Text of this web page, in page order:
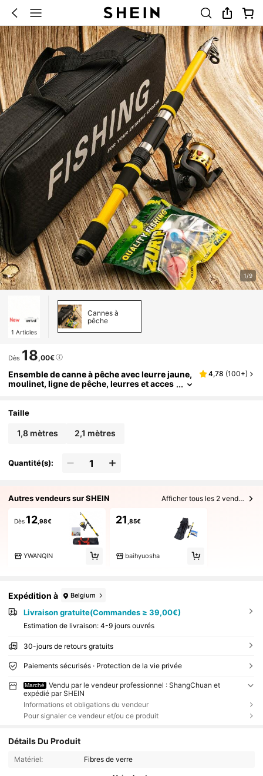
1/9
1 Articles
Cannes à
pêche
Dès 18,00€
Ensemble de canne à pêche avec leurre jaune,
moulinet, ligne de pêche, leurres et acces
4,78 (100+)
Taille
1,8 mètres 2,1 mètres
Quantité(s):
Autres vendeurs sur SHEIN Afficher tous les 2 vendeurs
Dès 12,98€
YWANQIN
21 ,85€
baihyuosha
Expédition à Belgium
Livraison gratuite(Commandes ≥ 39,00€)
Estimation de livraison: 4-9 jours ouvrés
30-jours de retours gratuits
Paiements sécurisés · Protection de la vie privée
Marché
Vendu par le vendeur professionnel : ShangChuan et
expédié par SHEIN
Informations et obligations du vendeur
Pour signaler ce vendeur et/ou ce produit
Détails Du Produit
Matériel: Fibres de verre